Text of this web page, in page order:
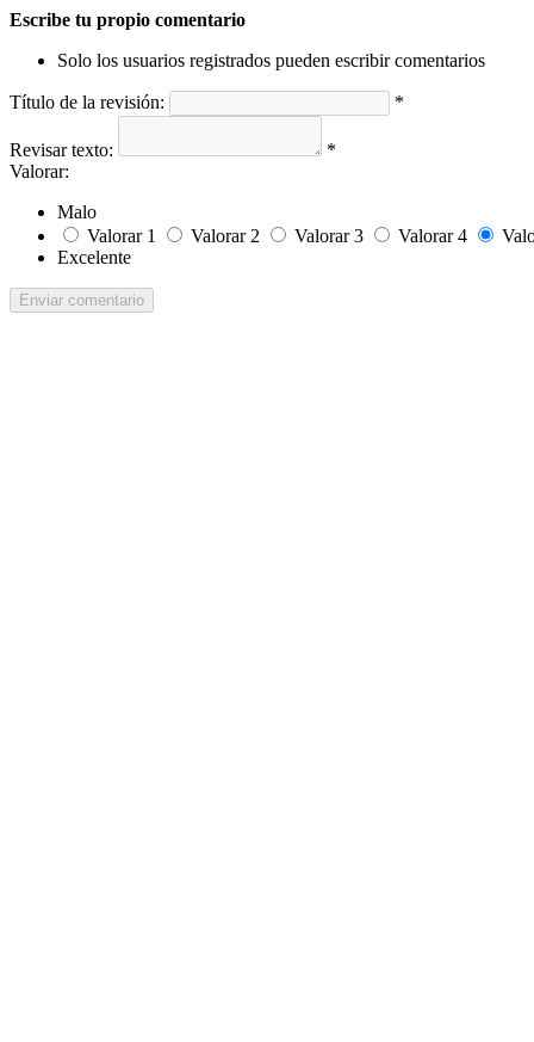
Escribe tu propio comentario
Solo los usuarios registrados pueden escribir comentarios
Título de la revisión: *
Revisar texto:
*
Valorar:
Malo
Valorar 1
Valorar 2 Valorar 3 Valorar 4
Excelente
Enviar comentario